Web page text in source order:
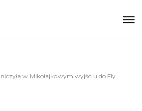
w Mikołajkowym wyjściu do Fly